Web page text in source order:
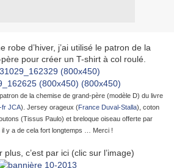
robe d’hiver, j’ai utilisé le patron de la
pour créer un T-shirt à col roulé.
de la chemise de grand-père (modèle D) du livre
fr JCA). Jersey orageux (France Duval-Stalla), coton
(Tissus Paulo) et breloque oiseau offerte par
il y a de cela fort longtemps … Merci !
plus, c’est par ici (clic sur l’image)